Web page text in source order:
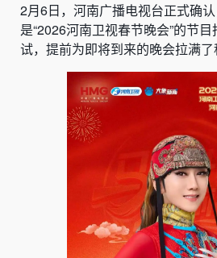
2月6日，河南广播电视台正式确
是“2026河南卫视春节晚会”的节
试，提前为即将到来的晚会拉满了